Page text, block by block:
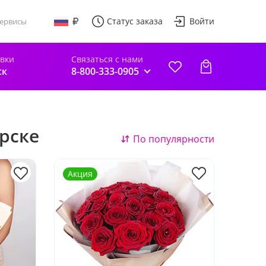
Статус заказа Войти
Связаться с нами
8-800-333-0905
По популярности
Акция